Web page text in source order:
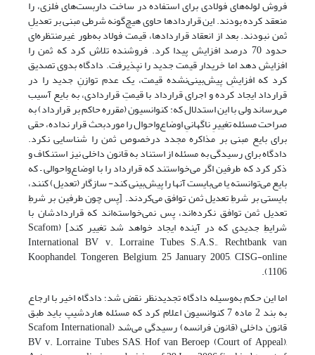
فروش لوله‌های فولادی برای استفاده در ساخت داربست‌های فلزی، را
منعقد کرده بودند. این قراردادها حاوی هیچ‌گونه شرطی مبنی بر تعدیلِ
ثمن نبودند. بعد از انعقاد قراردادها، قیمت فولاد به‌طور غیرمنتظره‌ای
حدود 70 درصد افزایش پیدا کرد. فروشنده تلاش کرد که ثمن را
افزایش دهد اما خریدار قیمت جدید را نپذیرفت. دادگاه بدوی تصدیق
کرد که افزایشِ پیش‌بینی‌نشده قیمت، یک عدم توازنِ جدید را در
قرارداد ایجاد کرده و اجرای قرارداد با قیمتِ قراردادی، به بایع آسیب
می‌رساند ولی با این استدلال که: کنوانسیون (مقرره حاکم بر قرارداد) به
صراحت مسئله تغییرِ ناگهانیِ اوضاع‌واحوال را موردبحث قرار نداده، حقی
برای بایع مبنی بر مذاکره مجدد درخصوص ثمن را شناسایی نکرد.
دادگاه برای رسیدگی به مسئله از استناد به قانون داخلی نیز استنکاف و
ذکر کرد که طرفین اگر می‌خواستند که قرارداد را با اوضاع‌واحوالی – که
بایع می‌توانسته یا می‌بایست آنها را پیش‌بینی کند- سازگار (تعدیل) کنند،
بایستی بر شرطِ تعدیل ثمن توافق می‌کردند. [پس چون طرفین بر شرطِ
تعدیل ثمن توافق نکرده‌اند، پس نمی‌خواسته‌اند که قراردادشان با
شرایطِ جدیدی که در آینده ایجاد خواهد شد تغییر کند] (Scafom
International BV v. Lorraine Tubes S.A.S., Rechtbank van
Koophandel, Tongeren, Belgium, 25 January 2005, CISG-online
1106).
اما این حکم به‌وسیله دادگاه تجدیدنظر نقض شد؛ دادگاه اخیر با ارجاع
به بند 2 ماده 7 کنوانسیون اعلام کرد که مسئله هاردشیپ باید طبق
قانون داخلی (قانون فرانسه) رسیدگی می‌شد (Scafom International
BV v. Lorraine Tubes SAS, Hof van Beroep (Court of Appeal),